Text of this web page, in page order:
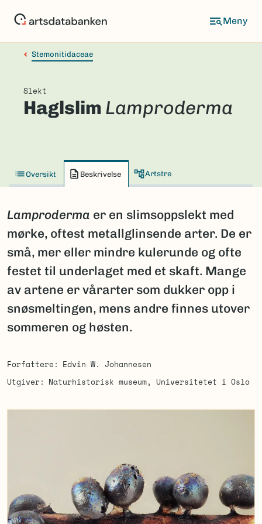
Stemonitidaceae
Slekt
Haglslim Lamproderma
Oversikt Beskrivelse Artstre
Lamproderma er en slimsoppslekt med
mørke, oftest metallglinsende arter. De er
små, mer eller mindre kulerunde og ofte
festet til underlaget med et skaft. Mange
av artene er vårarter som dukker opp i
snøsmeltingen, mens andre finnes utover
sommeren og høsten.
Forfattere
Edvin W. Johannesen
Utgiver
Naturhistorisk museum, Universitetet i Oslo